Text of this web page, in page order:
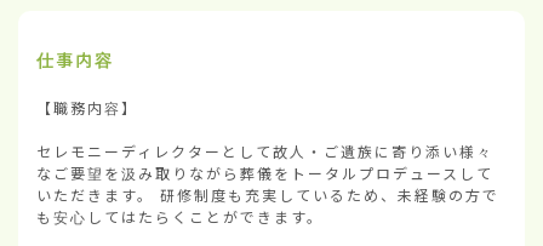
仕事内容
【職務内容】
セレモニーディレクターとして故人・ご遺族に寄り添い様々
なご要望を汲み取りながら葬儀をトータルプロデュースして
いただきます。 研修制度も充実しているため、未経験の方で
も安心してはたらくことができます。